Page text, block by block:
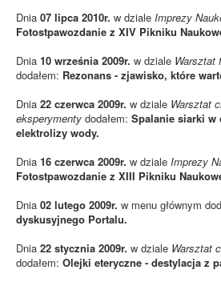
Dnia 07 lipca 2010r. w dziale Imprezy
Fotostpawozdanie z XIV Pikniku
Dnia 10 września 2009r. w dziale Warsztat
dodałem: Rezonans - zjawisko, które
Dnia 22 czerwca 2009r. w dziale Warsztat
eksperymenty dodałem: Spalanie siarki w
elektrolizy wody.
Dnia 16 czerwca 2009r. w dziale Imprezy
Fotostpawozdanie z XIII Pikniku
Dnia 02 lutego 2009r. w menu głównym
dyskusyjnego Portalu.
Dnia 22 stycznia 2009r. w dziale Warsztat
dodałem: Olejki eteryczne - destylacja z